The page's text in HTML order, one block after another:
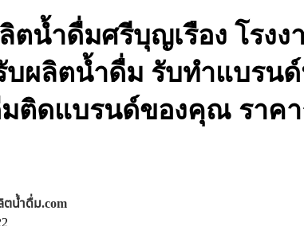
ตน้ำดื่มศรีบุญเรือง โรงง
บผลิตน้ำดื่ม รับทำแบรน
ติดแบรนด์ของคุณ ราค
ตน้ำดื่ม.com